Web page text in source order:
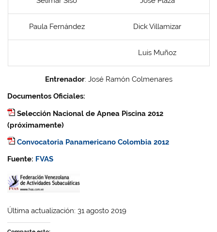
Paula Fernández Dick Villamizar
Luis Muñoz
Entrenador: José Ramón Colmenares
Documentos Oficiales:
Selección Nacional de Apnea Piscina 2012
(próximamente)
Convocatoria Panamericano Colombia 2012
Fuente: FVAS
Última actualización: 31 agosto 2019